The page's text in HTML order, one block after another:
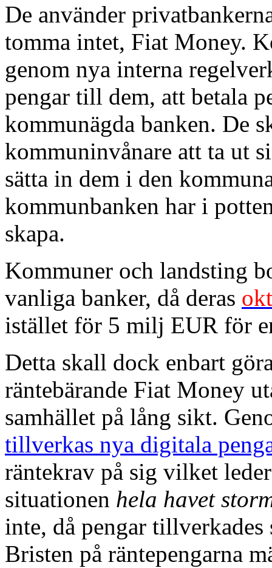
De använder
tomma intet, Fiat Money.
genom nya interna
pengar till dem, att betala
kommunägda banken. De
kommuninvånare att ta ut
sätta in dem i den
kommunbanken har i
skapa.
Kommuner och landsting
vanliga banker, då deras
istället för 5 milj EUR för
Detta skall dock enbart
räntebärande Fiat Money
samhället på lång sikt.
tillverkas nya digitala
räntekrav på sig vilket
situationen hela havet
inte, då pengar
Bristen på räntepengarna